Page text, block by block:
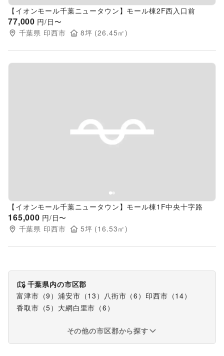
【イオンモール千葉ニュータウン】モール棟2F西入口前
77,000 円/日〜
千葉県 印西市 8坪 (26.45㎡)
Previous slide
【イオンモール千葉ニュータウン】モール棟1F中央十字路
165,000 円/日〜
千葉県 印西市 5坪 (16.53㎡)
千葉県内の市区郡
富津市（9）浦安市（13） 八街市（6） 印西市（14）
香取市（5） 大網白里市（6）
その他の市区郡から探す